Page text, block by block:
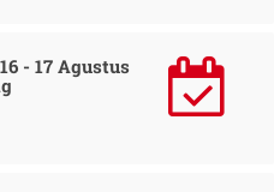
- 17 Agustus